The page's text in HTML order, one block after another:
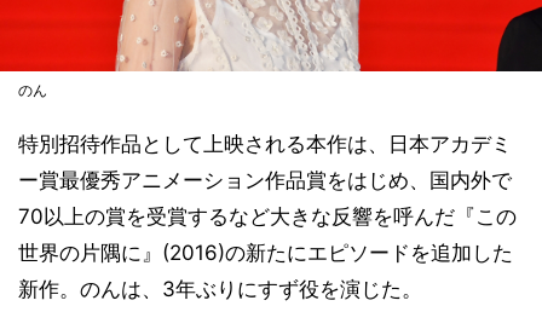
のん
特別招待作品として上映される本作は、日本アカデミ
ー賞最優秀アニメーション作品賞をはじめ、国内外で
70以上の賞を受賞するなど大きな反響を呼んだ『この
世界の片隅に』(2016)の新たにエピソードを追加した
新作。のんは、3年ぶりにすず役を演じた。